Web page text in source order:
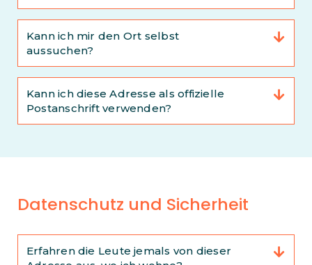
Kann ich mir den Ort selbst
aussuchen?
Kann ich diese Adresse als offizielle
Postanschrift verwenden?
Datenschutz und Sicherheit
Erfahren die Leute jemals von dieser